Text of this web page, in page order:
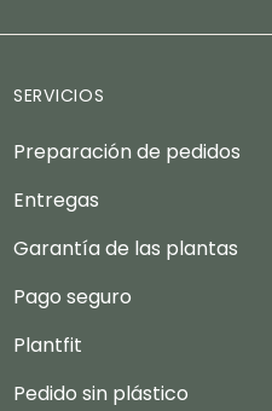
SERVICIOS
Preparación de pedidos
Entregas
Garantía de las plantas
Pago seguro
Plantfit
Pedido sin plástico